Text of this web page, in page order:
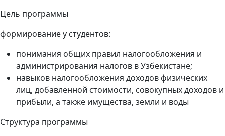
Цель программы
формирование у студентов:
понимания общих правил налогообложения и
администрирования налогов в Узбекистане;
навыков налогообложения доходов физических
лиц, добавленной стоимости, совокупных доходов и
прибыли, а также имущества, земли и воды
Структура программы